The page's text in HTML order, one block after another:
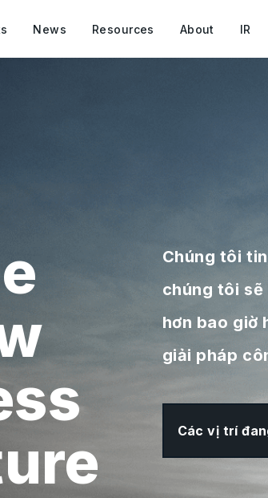
News Resources About IR
Chúng tôi
chúng tôi sẽ
hơn bao giờ
giải pháp
Các vị trí